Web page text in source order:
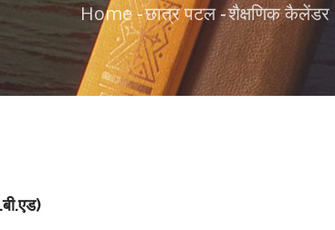
Breadcrumb
Home-छात्र पटल-शैक्षणिक कैलेंडर